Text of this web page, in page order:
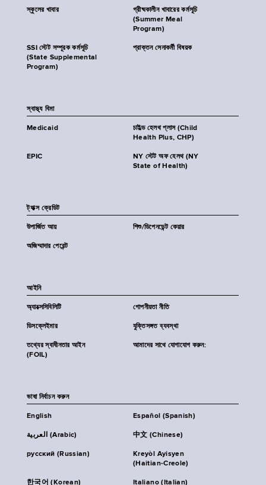
স্কুলের খাবার
গ্রীষ্মকালীন খাবারের কর্মসূচি
(Summer Meal
Program)
SSI স্টেট সম্পূরক কর্মসূচি
(State Supplemental
Program)
প্রাক্তন সেনাকর্মী বিষয়ক
স্বাস্থ্য বিমা
Medicaid
চাইল্ড হেলথ প্লাস (Child
Health Plus, CHP)
EPIC
NY স্টেট অফ হেলথ (NY
State of Health)
ট্যাক্স ক্রেডিট
উপার্জিত আয় শিশু/ডিপেনডেন্ট কেয়ার
অজিম্মাদার পেরেন্ট
আইনি
অ্যাক্সেসিবিলিটি গোপনীয়তা নীতি
ডিসক্লেইমার যুক্তিসঙ্গত ব্যবস্থা
তথ্যের স্বাধীনতার আইন
(FOIL)
আমাদের সাথে যোগাযোগ করুন:
ভাষা নির্বাচন করুন
English Español (Spanish)
العربية (Arabic) 中文 (Chinese)
русский (Russian)
Kreyòl Ayisyen
(Haitian-Creole)
한국어 (Korean) Italiano (Italian)